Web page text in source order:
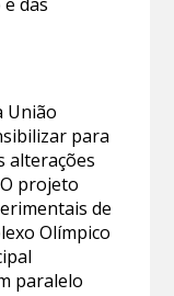
União
para
alterações
projeto
de
Olímpico
paralelo